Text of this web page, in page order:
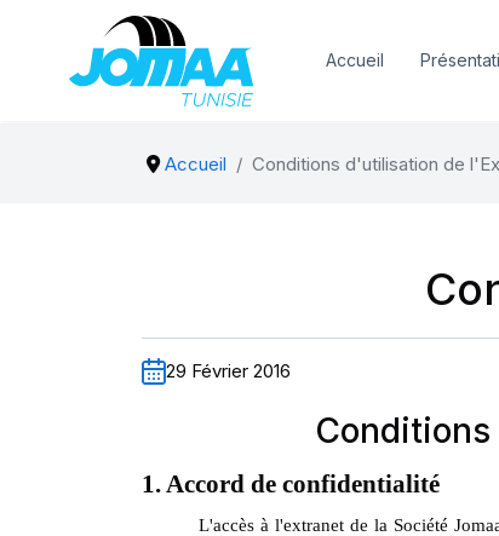
Accueil
Accueil Conditions d'utilisation de
29 Février 2016
1. Accord de confidentialité
L'accès à l'extranet de la Société